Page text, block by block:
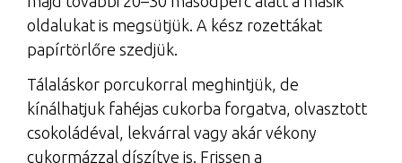
oldalukat is megsütjük. A kész rozettákat
papírtörlőre szedjük.
Tálaláskor porcukorral meghintjük, de
kínálhatjuk fahéjas cukorba forgatva, olvasztott
csokoládéval, lekvárral vagy akár vékony
cukormázzal díszítve is. Frissen a